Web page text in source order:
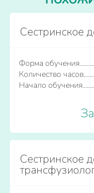
Сестринское
Форма обучения
Количество часов
Начало обучения
Сестринское